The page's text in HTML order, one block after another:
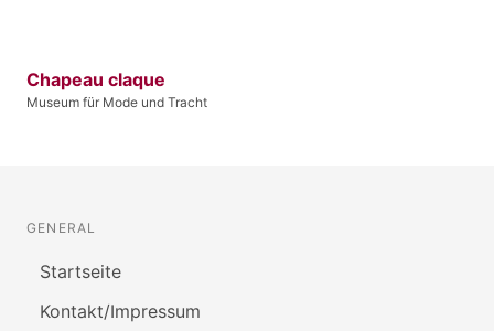
Chapeau claque
Museum für Mode und Tracht
GENERAL
Startseite
Kontakt/Impressum